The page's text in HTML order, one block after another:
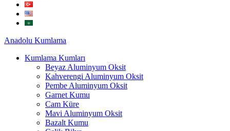
Anadolu Kumlama
Kumlama Kumları
Beyaz Aluminyum Oksit
Kahverengi Aluminyum Oksit
Pembe Aluminyum Oksit
Garnet Kumu
Cam Küre
Mavi Aluminyum Oksit
Bazalt Kumu